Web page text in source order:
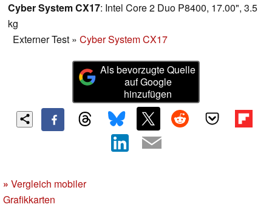
Cyber System CX17: Intel Core 2 Duo P8400, 17.00", 3.5
kg
Externer Test » Cyber System CX17
Als bevorzugte Quelle
auf Google
hinzufügen
» Vergleich mobiler
Grafikkarten